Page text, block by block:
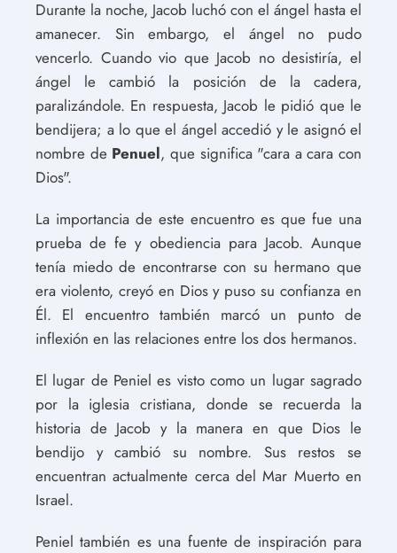
Durante la noche, Jacob luchó con el ángel hasta el
amanecer. Sin embargo, el ángel no pudo
vencerlo. Cuando vio que Jacob no desistiría, el
ángel le cambió la posición de la cadera,
paralizándole. En respuesta, Jacob le pidió que le
bendijera; a lo que el ángel accedió y le asignó el
nombre de Penuel, que significa "cara a cara con
Dios".
La importancia de este encuentro es que fue una
prueba de fe y obediencia para Jacob. Aunque
tenía miedo de encontrarse con su hermano que
era violento, creyó en Dios y puso su confianza en
Él. El encuentro también marcó un punto de
inflexión en las relaciones entre los dos hermanos.
El lugar de Peniel es visto como un lugar sagrado
por la iglesia cristiana, donde se recuerda la
historia de Jacob y la manera en que Dios le
bendijo y cambió su nombre. Sus restos se
encuentran actualmente cerca del Mar Muerto en
Israel.
Peniel también es una fuente de inspiración para